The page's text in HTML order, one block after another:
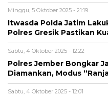
Minggu, 5 Oktober 2025 - 21:19
Itwasda Polda Jatim
Polres Gresik Pastikan
Sabtu, 4 Oktober 2025 - 12:22
Polres Jember Bongkar
Diamankan, Modus
Sabtu, 4 Oktober 2025 - 12:01